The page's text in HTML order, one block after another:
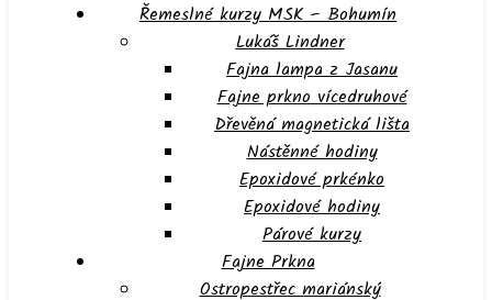
Řemeslné kurzy MSK – Bohumín
Lukáš Lindner
Fajna lampa z Jasanu
Fajne prkno vícedruhové
Dřevěná magnetická lišta
Nástěnné hodiny
Epoxidové prkénko
Epoxidové hodiny
Párové kurzy
Fajne Prkna
Ostropestřec mariánský